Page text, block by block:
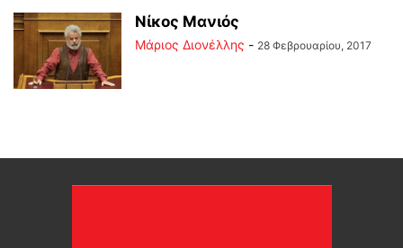
Νίκος Μανιός
Μάριος Διονέλλης - 28 Φεβρουαρίου, 2017